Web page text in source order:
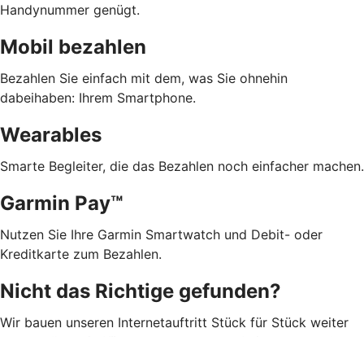
Handynummer genügt.
Mobil bezahlen
Bezahlen Sie einfach mit dem, was Sie ohnehin
dabeihaben: Ihrem Smartphone.
Wearables
Smarte Begleiter, die das Bezahlen noch einfacher machen.
Garmin Pay™
Nutzen Sie Ihre Garmin Smartwatch und Debit- oder
Kreditkarte zum Bezahlen.
Nicht das Richtige gefunden?
Wir bauen unseren Internetauftritt Stück für Stück weiter